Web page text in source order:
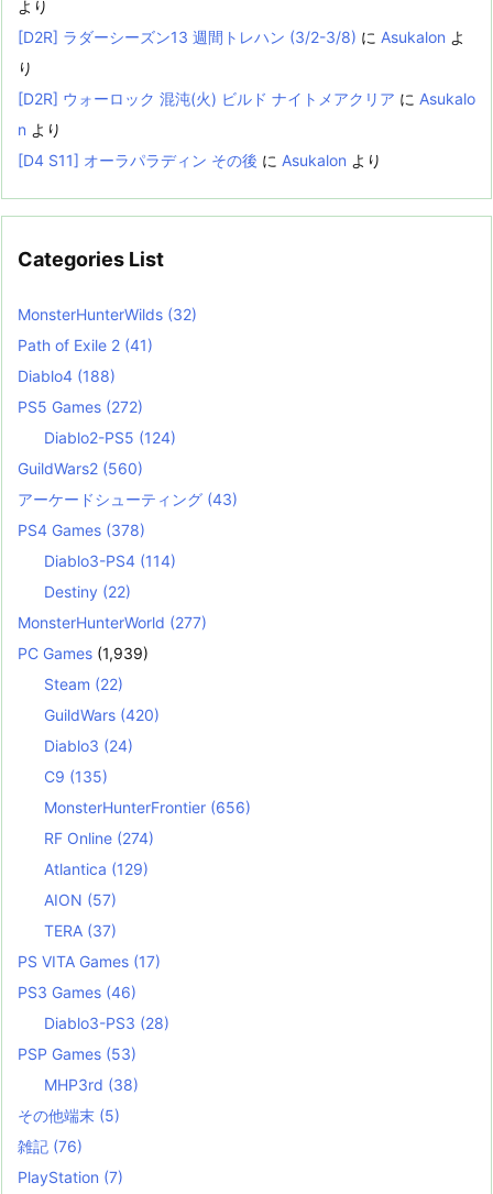
より
[D2R] ラダーシーズン13 週間トレハン (3/2-3/8) に Asukalon よ
り
[D2R] ウォーロック 混沌(火) ビルド ナイトメアクリア に Asukalo
n より
[D4 S11] オーラパラディン その後 に Asukalon より
Categories List
MonsterHunterWilds (32)
Path of Exile 2 (41)
Diablo4 (188)
PS5 Games (272)
Diablo2-PS5 (124)
GuildWars2 (560)
アーケードシューティング (43)
PS4 Games (378)
Diablo3-PS4 (114)
Destiny (22)
MonsterHunterWorld (277)
PC Games (1,939)
Steam (22)
GuildWars (420)
Diablo3 (24)
C9 (135)
MonsterHunterFrontier (656)
RF Online (274)
Atlantica (129)
AION (57)
TERA (37)
PS VITA Games (17)
PS3 Games (46)
Diablo3-PS3 (28)
PSP Games (53)
MHP3rd (38)
その他端末 (5)
雑記 (76)
PlayStation (7)